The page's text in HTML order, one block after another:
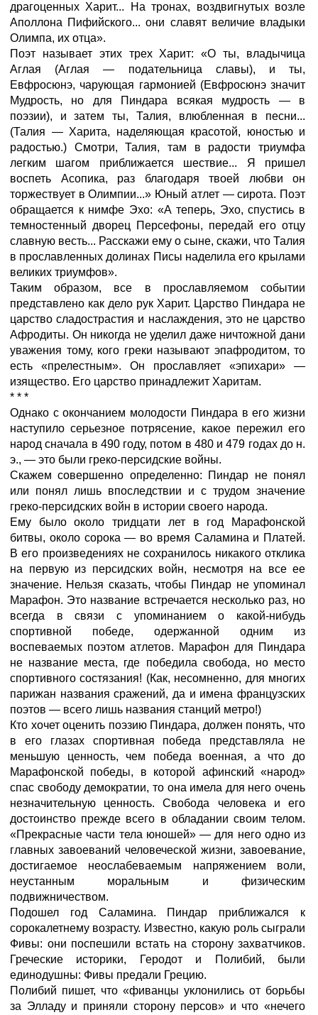
драгоценных Харит... На тронах, воздвигнутых возле
Аполлона Пифийского... они славят величие владыки
Олимпа, их отца».
Поэт называет этих трех Харит: «О ты, владычица
Аглая (Аглая — подательница славы), и ты,
Евфросюнэ, чарующая гармонией (Евфросюнэ значит
Мудрость, но для Пиндара всякая мудрость — в
поэзии), и затем ты, Талия, влюбленная в песни...
(Талия — Харита, наделяющая красотой, юностью и
радостью.) Смотри, Талия, там в радости триумфа
легким шагом приближается шествие... Я пришел
воспеть Асопика, раз благодаря твоей любви он
торжествует в Олимпии...» Юный атлет — сирота. Поэт
обращается к нимфе Эхо: «А теперь, Эхо, спустись в
темностенный дворец Персефоны, передай его отцу
славную весть... Расскажи ему о сыне, скажи, что Талия
в прославленных долинах Писы наделила его крылами
великих триумфов».
Таким образом, все в прославляемом событии
представлено как дело рук Харит. Царство Пиндара не
царство сладострастия и наслаждения, это не царство
Афродиты. Он никогда не уделил даже ничтожной дани
уважения тому, кого греки называют эпафродитом, то
есть «прелестным». Он прославляет «эпихари» —
изящество. Его царство принадлежит Харитам.
* * *
Однако с окончанием молодости Пиндара в его жизни
наступило серьезное потрясение, какое пережил его
народ сначала в 490 году, потом в 480 и 479 годах до н.
э., — это были греко-персидские войны.
Скажем совершенно определенно: Пиндар не понял
или понял лишь впоследствии и с трудом значение
греко-персидских войн в истории своего народа.
Ему было около тридцати лет в год Марафонской
битвы, около сорока — во время Саламина и Платей.
В его произведениях не сохранилось никакого отклика
на первую из персидских войн, несмотря на все ее
значение. Нельзя сказать, чтобы Пиндар не упоминал
Марафон. Это название встречается несколько раз, но
всегда в связи с упоминанием о какой-нибудь
спортивной победе, одержанной одним из
воспеваемых поэтом атлетов. Марафон для Пиндара
не название места, где победила свобода, но место
спортивного состязания! (Как, несомненно, для многих
парижан названия сражений, да и имена французских
поэтов — всего лишь названия станций метро!)
Кто хочет оценить поэзию Пиндара, должен понять, что
в его глазах спортивная победа представляла не
меньшую ценность, чем победа военная, а что до
Марафонской победы, в которой афинский «народ»
спас свободу демократии, то она имела для него очень
незначительную ценность. Свобода человека и его
достоинство прежде всего в обладании своим телом.
«Прекрасные части тела юношей» — для него одно из
главных завоеваний человеческой жизни, завоевание,
достигаемое неослабеваемым напряжением воли,
неустанным моральным и физическим
подвижничеством.
Подошел год Саламина. Пиндар приближался к
сорокалетнему возрасту. Известно, какую роль сыграли
Фивы: они поспешили встать на сторону захватчиков.
Греческие историки, Геродот и Полибий, были
единодушны: Фивы предали Грецию.
Полибий пишет, что «фиванцы уклонились от борьбы
за Элладу и приняли сторону персов» и что «нечего